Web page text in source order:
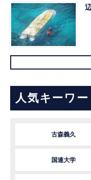
人気キーワー
古森義久
国連大学